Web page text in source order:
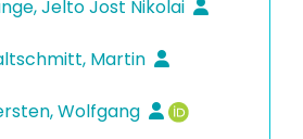
Jelto Jost Nikolai
Martin
Wolfgang